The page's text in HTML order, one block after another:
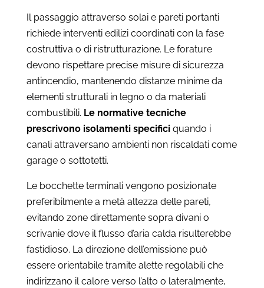
Il passaggio attraverso solai e pareti portanti
richiede interventi edilizi coordinati con la fase
costruttiva o di ristrutturazione. Le forature
devono rispettare precise misure di sicurezza
antincendio, mantenendo distanze minime da
elementi strutturali in legno o da materiali
combustibili. Le normative tecniche
prescrivono isolamenti specificiquando i
canali attraversano ambienti non riscaldati come
garage o sottotetti.
Le bocchette terminali vengono posizionate
preferibilmente a metà altezza delle pareti,
evitando zone direttamente sopra divani o
scrivanie dove il flusso d’aria calda risulterebbe
fastidioso. La direzione dell’emissione può
essere orientabile tramite alette regolabili che
indirizzano il calore verso l’alto o lateralmente,